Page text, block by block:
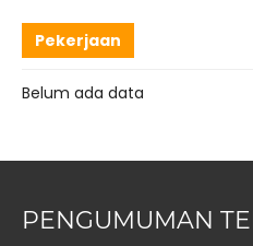
Pekerjaan
Belum ada data
PENGUMUMAN